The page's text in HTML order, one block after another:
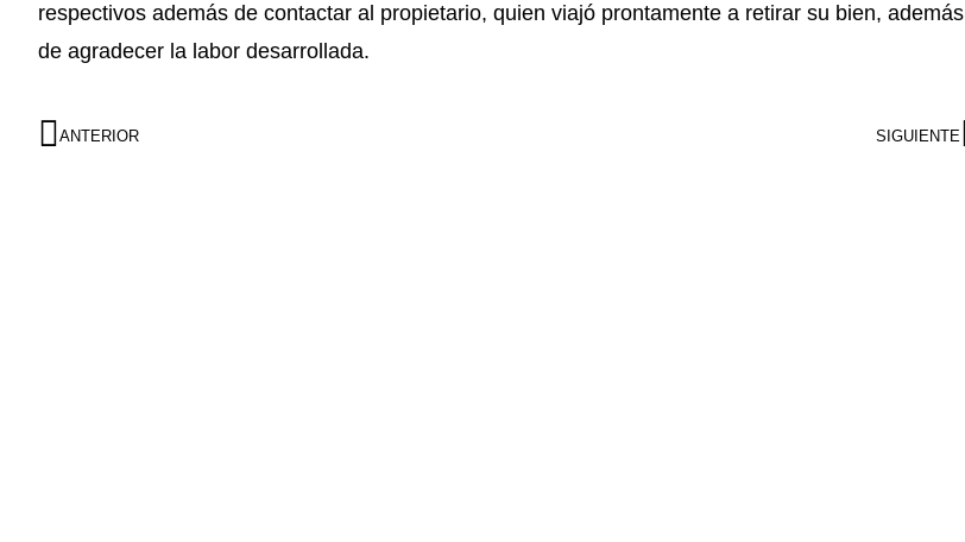
respectivos además de contactar al propietario, quien viajó prontamente a retirar su bien, además
de agradecer la labor desarrollada.
ANTERIOR SIGUIENTE